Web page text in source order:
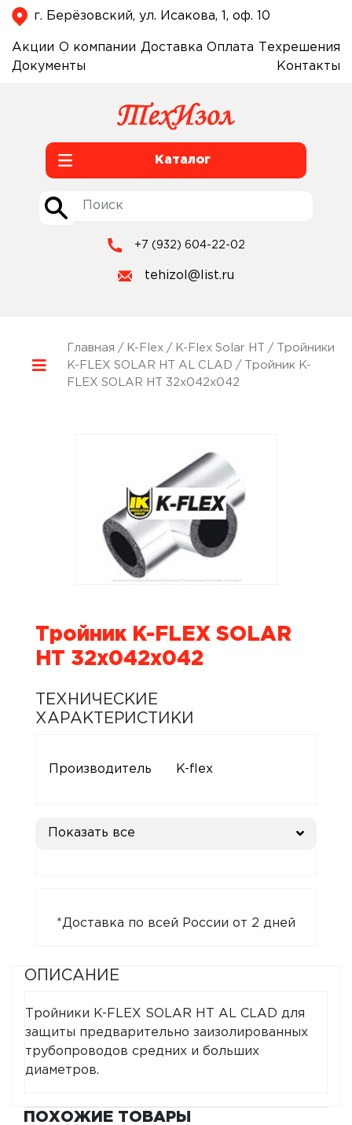
г. Берёзовский, ул. Исакова, 1, оф. 10
Акции О компании Доставка Оплата
Техрешения
Документы
Контакты
Каталог
+7 (932) 604-22-02
tehizol@list.ru
Главная / K-Flex/ K-Flex Solar HT /
Тройники
K-FLEX SOLAR HT AL CLAD / Тройник K-
FLEX SOLAR HT 32x042x042
Тройник K-FLEX SOLAR
HT 32x042x042
ТЕХНИЧЕСКИЕ
ХАРАКТЕРИСТИКИ
Производитель K-flex
Показать все
*Доставка по всей России от 2 дней
ОПИСАНИЕ
Тройники K-FLEX SOLAR HT AL CLAD для
защиты предварительно заизолированных
трубопроводов средних и больших
диаметров.
ПОХОЖИЕ ТОВАРЫ